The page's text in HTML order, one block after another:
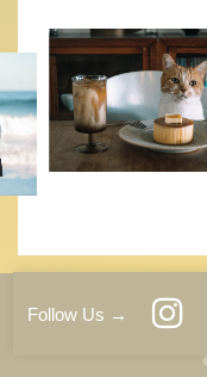
Follow Us →
運営者情報 サイ